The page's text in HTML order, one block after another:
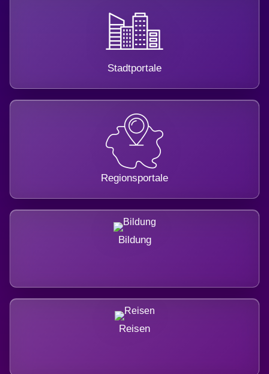
Stadtportale
Regionsportale
Bildung
Reisen